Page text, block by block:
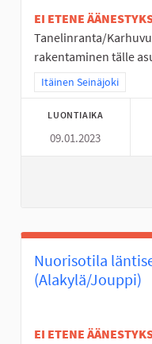
EI ETENE
Tanelinranta/
rakentaminen tälle
Rajaa tulokset teeman
Itäinen Seinäjoki
LUONTIAIKA
09.01.2023
Nuorisotila
(Alakylä/Jouppi)
EI ETENE